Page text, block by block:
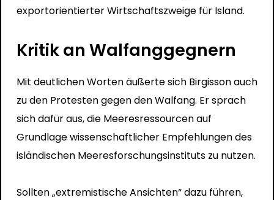
exportorientierter Wirtschaftszweige für Island.
Kritik an Walfanggegnern
Mit deutlichen Worten äußerte sich Birgisson auch
zu den Protesten gegen den Walfang. Er sprach
sich dafür aus, die Meeresressourcen auf
Grundlage wissenschaftlicher Empfehlungen des
isländischen Meeresforschungsinstituts zu nutzen.
Sollten „extremistische Ansichten“ dazu führen,